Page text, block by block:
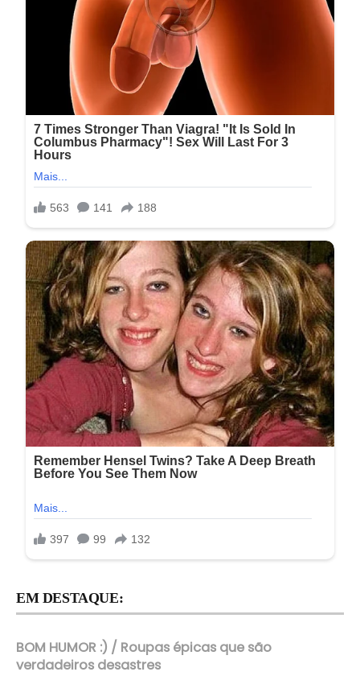
EM DESTAQUE:
BOM HUMOR :) / Roupas épicas que são
verdadeiros desastres